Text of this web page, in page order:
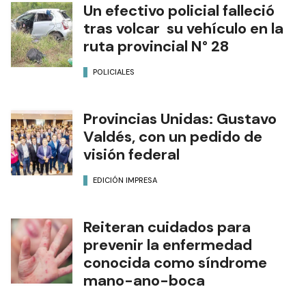
Un efectivo policial falleció
tras volcar su vehículo en la
ruta provincial N° 28
POLICIALES
Provincias Unidas: Gustavo
Valdés, con un pedido de
visión federal
EDICIÓN IMPRESA
Reiteran cuidados para
prevenir la enfermedad
conocida como síndrome
mano-ano-boca